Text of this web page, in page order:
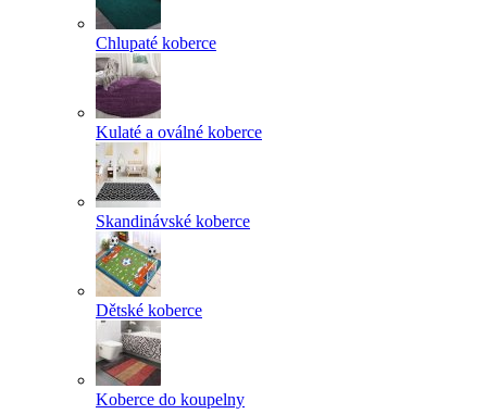
Chlupaté koberce
Kulaté a oválné koberce
Skandinávské koberce
Dětské koberce
Koberce do koupelny